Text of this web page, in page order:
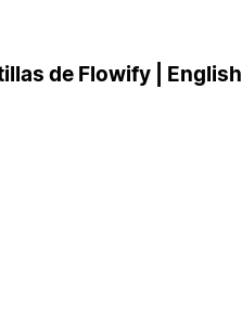
de Flowify | English